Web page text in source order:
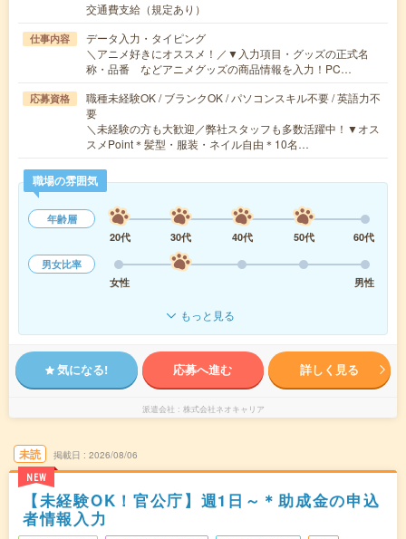
交通費支給（規定あり）
仕事内容
データ入力・タイピング
＼アニメ好きにオススメ！／▼入力項目・グッズの正式名
称・品番 などアニメグッズの商品情報を入力！PC…
応募資格
職種未経験OK / ブランクOK / パソコンスキル不要 / 英語力不
要
＼未経験の方も大歓迎／弊社スタッフも多数活躍中！▼オス
スメPoint＊髪型・服装・ネイル自由＊10名…
職場の雰囲気
年齢層
20代
30代 40代 50代
60代
男女比率
女性
男性
もっと見る
気になる! 応募へ進む 詳しく見る
派遣会社 株式会社ネオキャリア
未読
NEW
掲載日 2026/08/06
【未経験OK！官公庁】週1日～＊助成金の申込
者情報入力